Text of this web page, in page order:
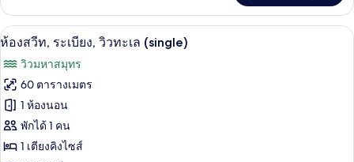
เกี่ยว
กับ
ห้อง
ท,
ระเบียง,
วิว
ทะเล
เปิด
ภาพถ่าย
ทั้งหมด
ของ
ห้อง
สวีท,
1 ห้องนอน, เครื่องนอนระดับพรีเมียม,
12
ห้องสวีท, ระเบียง, วิวทะเล (single)
วิวมหาสมุทร
60 ตารางเมตร
1 ห้องนอน
พักได้ 1 คน
1 เตียงคิงไซส์